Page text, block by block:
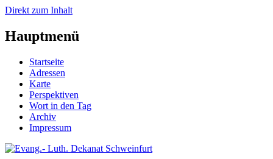
Direkt zum Inhalt
Hauptmenü
Startseite
Adressen
Karte
Perspektiven
Wort in den Tag
Archiv
Impressum